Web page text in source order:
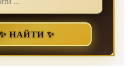
НАЙТИ ✨